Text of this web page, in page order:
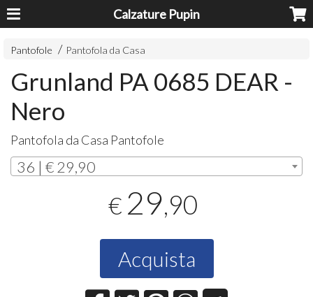
Calzature Pupin
Pantofole Pantofola da Casa
Grunland PA 0685 DEAR -
Nero
Pantofola da Casa Pantofole
36 | € 29,90
€ 29,90
Acquista